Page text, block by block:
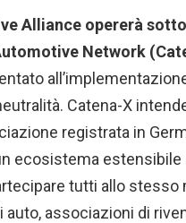
Alliance opererà
Network
Catena-X
registrata in
ecosistema estensibile
tutti allo stesso
auto, associazioni di